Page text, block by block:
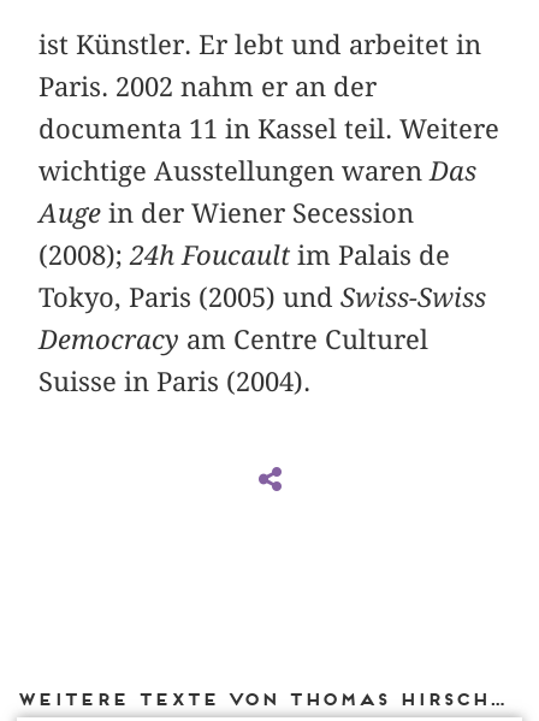
ist Künstler. Er lebt und arbeitet in
Paris. 2002 nahm er an der
documenta 11 in Kassel teil. Weitere
wichtige Ausstellungen waren Das
Auge in der Wiener Secession
(2008);24h Foucault im Palais de
Tokyo, Paris (2005) undSwiss-Swiss
Democracy am Centre Culturel
Suisse in Paris (2004).
Weitere Texte von Thomas Hirschhorn bei DIAPHANES